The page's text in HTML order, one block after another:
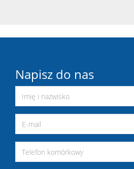
Napisz do nas